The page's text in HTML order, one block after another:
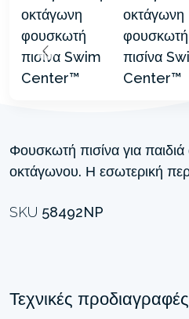
Φουσκωτή πισίνα για
οκτάγωνου. Η εσωτερική
SKU 58492NP
Τεχνικές προδιαγραφές